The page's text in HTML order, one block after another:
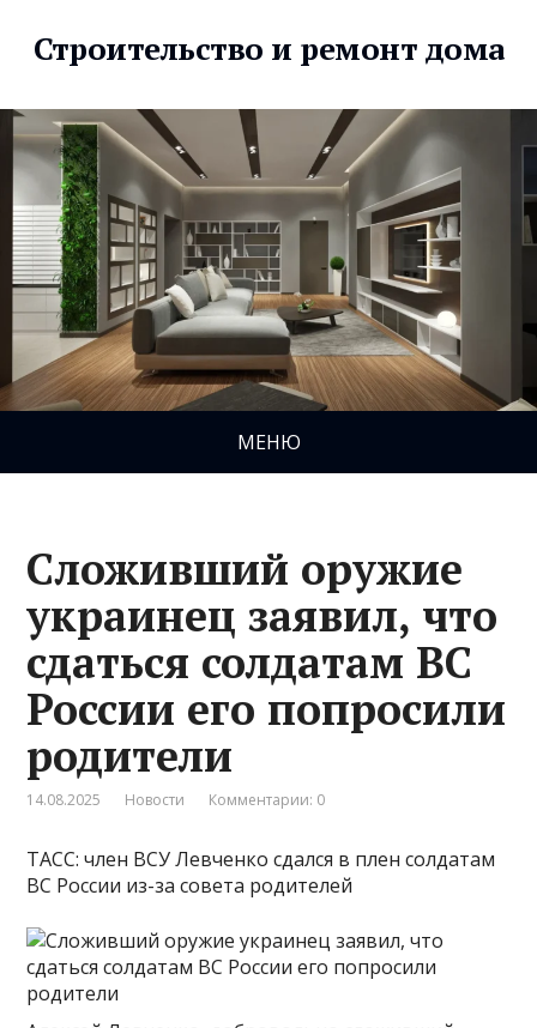
Строительство и ремонт дома
МЕНЮ
Сложивший оружие
украинец заявил, что
сдаться солдатам ВС
России его попросили
родители
14.08.2025 Новости Комментарии: 0
ТАСС: член ВСУ Левченко сдался в плен солдатам
ВС России из-за совета родителей